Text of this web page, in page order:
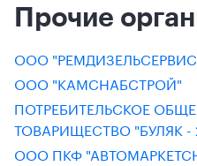
Прочие
ООО
ООО "КАМСНАБСТРОЙ"
ПОТРЕБИТЕЛЬСКОЕ
ТОВАРИЩЕСТВО "БУЛЯК -
ООО ПКФ